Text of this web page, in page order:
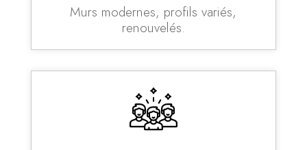
Murs modernes, profils variés,
renouvelés.